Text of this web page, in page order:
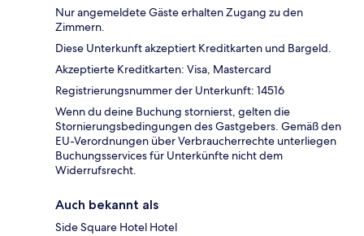
Nur angemeldete Gäste erhalten Zugang zu den
Zimmern.
Diese Unterkunft akzeptiert Kreditkarten und Bargeld.
Akzeptierte Kreditkarten: Visa, Mastercard
Registrierungsnummer der Unterkunft: 14516
Wenn du deine Buchung stornierst, gelten die
Stornierungsbedingungen des Gastgebers. Gemäß den
EU-Verordnungen über Verbraucherrechte unterliegen
Buchungsservices für Unterkünfte nicht dem
Widerrufsrecht.
Auch bekannt als
Side Square Hotel Hotel